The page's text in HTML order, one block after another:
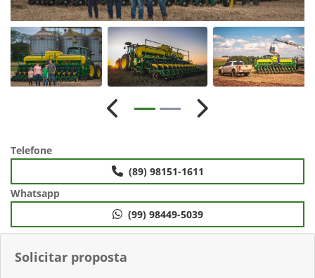
Solicitar proposta
Anterior Próximo
Telefone
(89) 98151-1611
Whatsapp
(99) 98449-5039